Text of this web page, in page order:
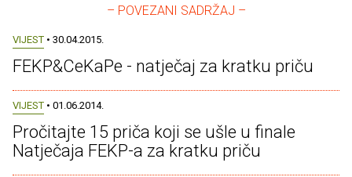
– POVEZANI SADRŽAJ –
VIJEST • 30.04.2015.
FEKP&CeKaPe - natječaj za kratku priču
VIJEST • 01.06.2014.
Pročitajte 15 priča koji se ušle u finale
Natječaja FEKP-a za kratku priču